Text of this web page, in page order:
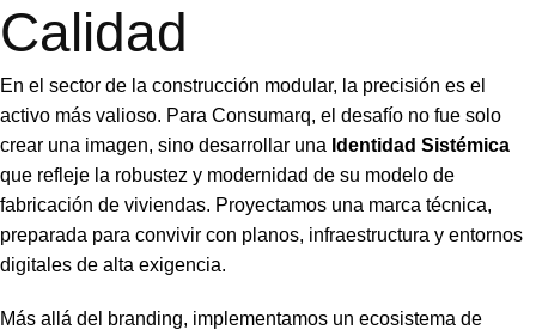
Calidad
En el sector de la construcción modular, la precisión es el
activo más valioso. Para Consumarq, el desafío no fue solo
crear una imagen, sino desarrollar una Identidad Sistémica
que refleje la robustez y modernidad de su modelo de
fabricación de viviendas. Proyectamos una marca técnica,
preparada para convivir con planos, infraestructura y entornos
digitales de alta exigencia.
Más allá del branding, implementamos un ecosistema de